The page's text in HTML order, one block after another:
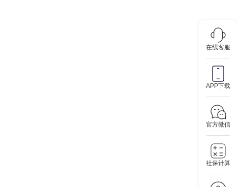
在线客服
APP下载
官方微信
社保计算